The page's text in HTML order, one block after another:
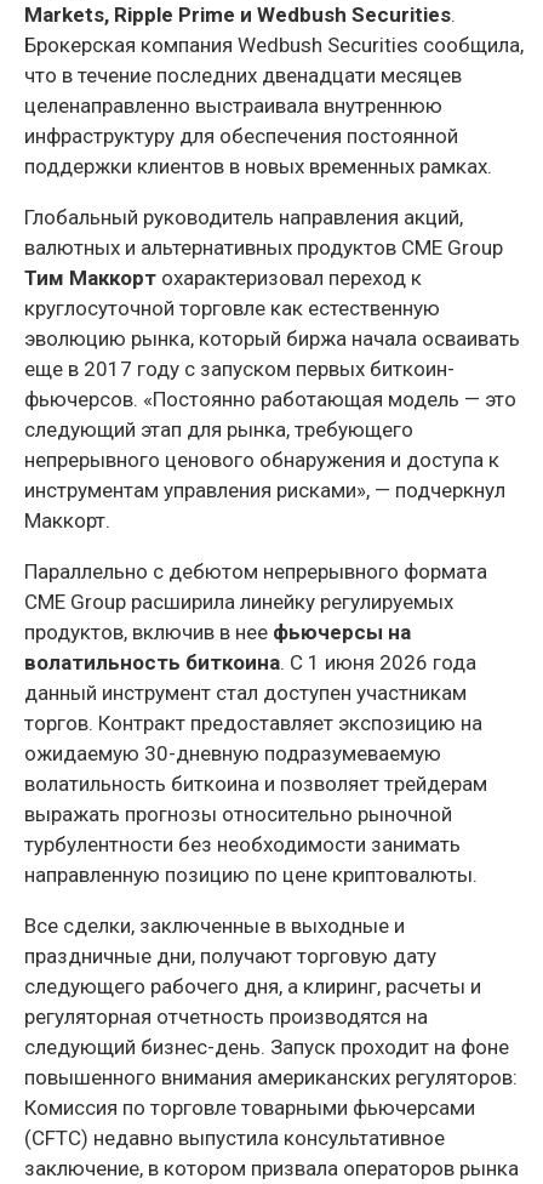
Markets, Ripple Prime и Wedbush Securities.
Брокерская компания Wedbush Securities сообщила,
что в течение последних двенадцати месяцев
целенаправленно выстраивала внутреннюю
инфраструктуру для обеспечения постоянной
поддержки клиентов в новых временных рамках.
Глобальный руководитель направления акций,
валютных и альтернативных продуктов CME Group
Тим Маккорт охарактеризовал переход к
круглосуточной торговле как естественную
эволюцию рынка, который биржа начала осваивать
еще в 2017 году с запуском первых биткоин-
фьючерсов. «Постоянно работающая модель — это
следующий этап для рынка, требующего
непрерывного ценового обнаружения и доступа к
инструментам управления рисками», — подчеркнул
Маккорт.
Параллельно с дебютом непрерывного формата
CME Group расширила линейку регулируемых
продуктов, включив в нее фьючерсы на
волатильность биткоина. С 1 июня 2026 года
данный инструмент стал доступен участникам
торгов. Контракт предоставляет экспозицию на
ожидаемую 30-дневную подразумеваемую
волатильность биткоина и позволяет трейдерам
выражать прогнозы относительно рыночной
турбулентности без необходимости занимать
направленную позицию по цене криптовалюты.
Все сделки, заключенные в выходные и
праздничные дни, получают торговую дату
следующего рабочего дня, а клиринг, расчеты и
регуляторная отчетность производятся на
следующий бизнес-день. Запуск проходит на фоне
повышенного внимания американских регуляторов:
Комиссия по торговле товарными фьючерсами
(CFTC) недавно выпустила консультативное
заключение, в котором призвала операторов рынка